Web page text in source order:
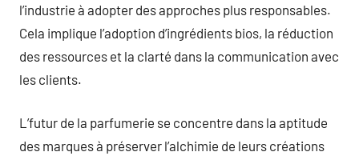
l’industrie à adopter des approches plus responsables.
Cela implique l’adoption d’ingrédients bios, la réduction
des ressources et la clarté dans la communication avec
les clients.
L’futur de la parfumerie se concentre dans la aptitude
des marques à préserver l’alchimie de leurs créations